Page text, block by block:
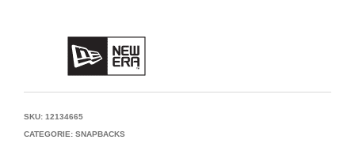
SKU: 12134665
CATEGORIE: SNAPBACKS